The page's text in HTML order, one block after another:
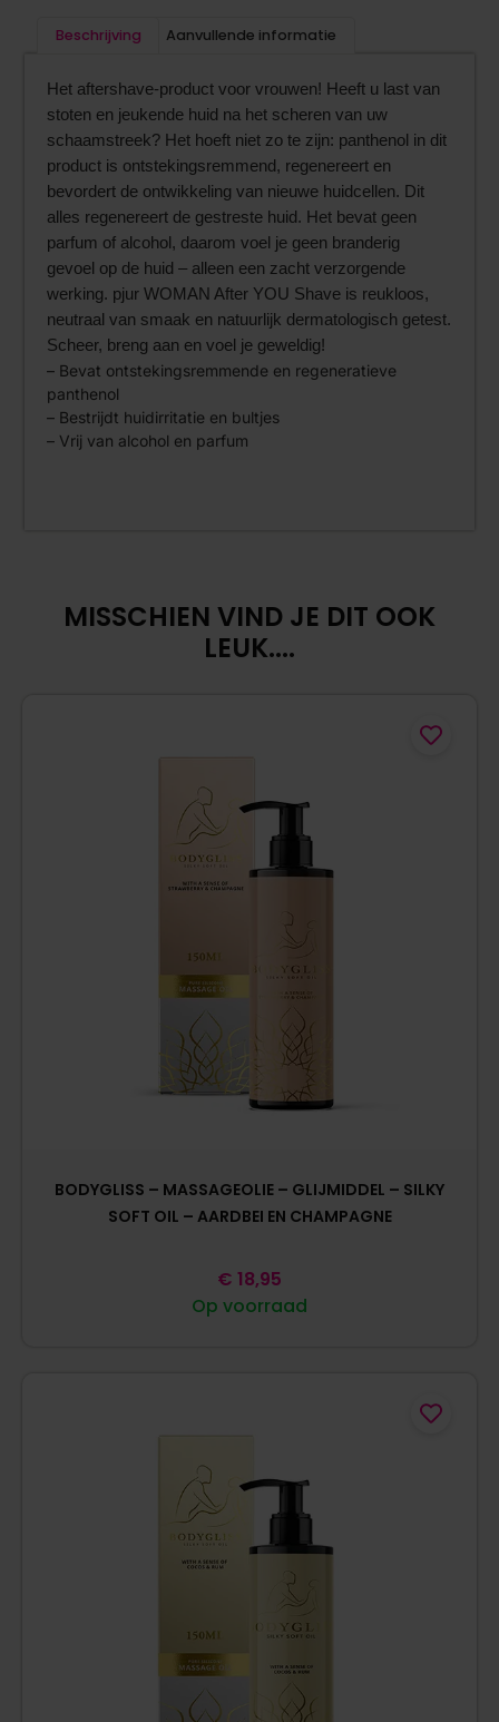
Beschrijving Aanvullende informatie
Het aftershave-product voor vrouwen! Heeft u last van
stoten en jeukende huid na het scheren van uw
schaamstreek? Het hoeft niet zo te zijn: panthenol in dit
product is ontstekingsremmend, regenereert en
bevordert de ontwikkeling van nieuwe huidcellen. Dit
alles regenereert de gestreste huid. Het bevat geen
parfum of alcohol, daarom voel je geen branderig
gevoel op de huid – alleen een zacht verzorgende
werking. pjur WOMAN After YOU Shave is reukloos,
neutraal van smaak en natuurlijk dermatologisch getest.
Scheer, breng aan en voel je geweldig!
– Bevat ontstekingsremmende en regeneratieve
panthenol
– Bestrijdt huidirritatie en bultjes
– Vrij van alcohol en parfum
MISSCHIEN VIND JE DIT OOK
LEUK....
BODYGLISS – MASSAGEOLIE – GLIJMIDDEL – SILKY
SOFT OIL – AARDBEI EN CHAMPAGNE
Op voorraad
€ 18,95